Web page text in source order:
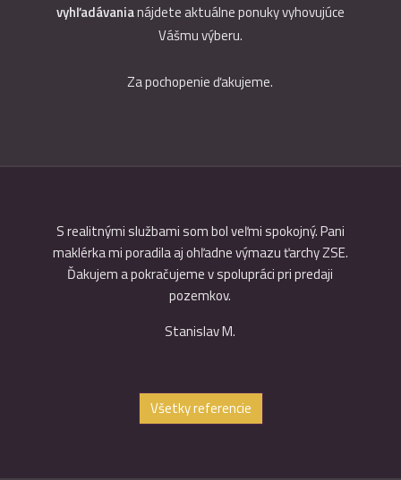
vyhľadávanianájdete aktuálne ponuky vyhovujúce
Vášmu výberu.
Za pochopenie ďakujeme.
S realitnými službami som bol veľmi spokojný. Pani
maklérka mi poradila aj ohľadne výmazu ťarchy ZSE.
Ďakujem a pokračujeme v spolupráci pri predaji
pozemkov.
Stanislav M.
Všetky referencie